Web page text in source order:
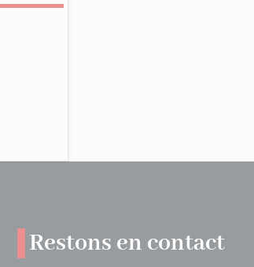
Restons en contact